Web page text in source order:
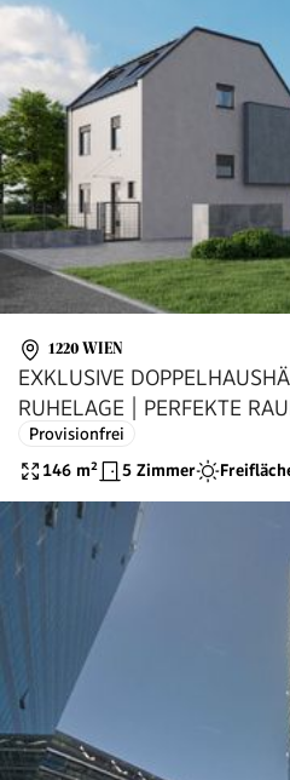
1220 WIEN
EXKLUSIVE
RUHELAGE | PERFEKTE
ERSTBEZUG |
Provisionfrei
146 m² 5 Zimmer